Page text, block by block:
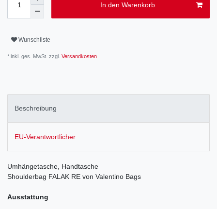
In den Warenkorb
Wunschliste
* inkl. ges. MwSt. zzgl. Versandkosten
Beschreibung
EU-Verantwortlicher
Umhängetasche, Handtasche
Shoulderbag FALAK RE von Valentino Bags
Ausstattung